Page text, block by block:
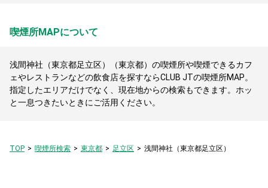
喫煙所MAPについて
浅間神社（東京都足立区）（東京都）の喫煙所や喫煙できるカフ
ェやレストランなどの飲食店を探すならCLUB JTの喫煙所MAP。
指定したエリアだけでなく、現在地からの検索もできます。ホッ
と一息つきたいときにご活用ください。
TOP 喫煙所検索 東京都 足立区 浅間神社（東京都足立区）